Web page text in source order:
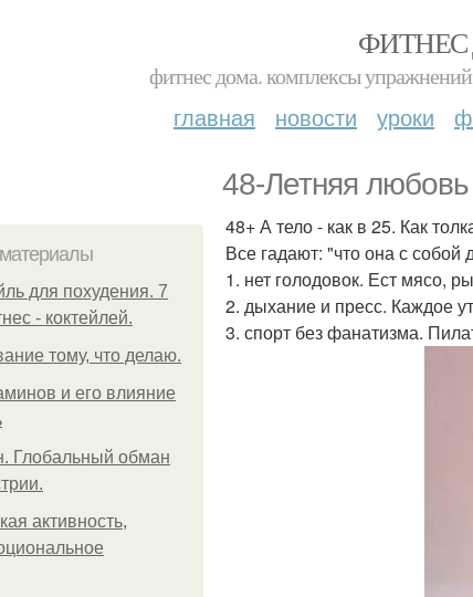
ФИТНЕС
фитнес дома. комплексы
главная новости уроки
48-Летняя любовь
для похудения. 7
- коктейлей.
тому, что делаю.
и его влияние
Глобальный обман
активность,
48+ А тело - как в 25. Как
Все гадают: "что она с собой
1. нет голодовок. Ест мясо,
2. дыхание и пресс. Каждое
3. спорт без фанатизма.